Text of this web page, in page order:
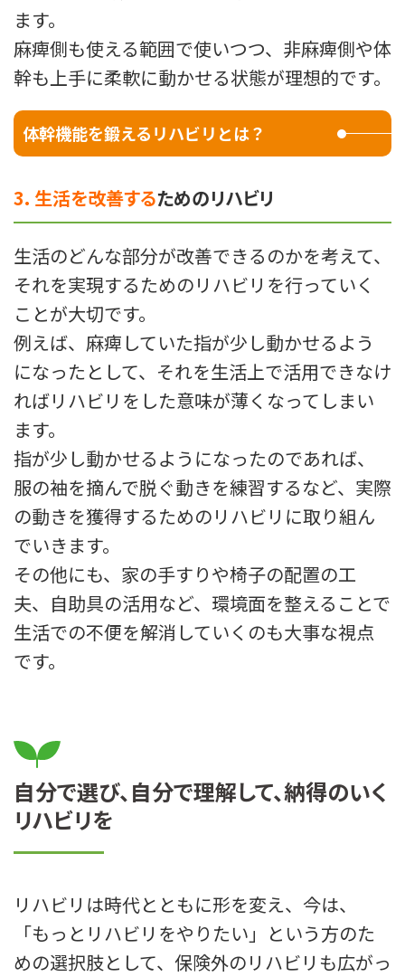
ます。
麻痺側も使える範囲で使いつつ、非麻痺側や体
幹も上手に柔軟に動かせる状態が理想的です。
体幹機能を鍛えるリハビリとは？
3. 生活を改善するためのリハビリ
生活のどんな部分が改善できるのかを考えて、
それを実現するためのリハビリを行っていく
ことが大切です。
例えば、麻痺していた指が少し動かせるよう
になったとして、それを生活上で活用できなけ
ればリハビリをした意味が薄くなってしまい
ます。
指が少し動かせるようになったのであれば、
服の袖を摘んで脱ぐ動きを練習するなど、実際
の動きを獲得するためのリハビリに取り組ん
でいきます。
その他にも、家の手すりや椅子の配置の工
夫、自助具の活用など、環境面を整えることで
生活での不便を解消していくのも大事な視点
です。
自分で選び、自分で理解して、納得のいく
リハビリを
リハビリは時代とともに形を変え、今は、
「もっとリハビリをやりたい」という方のた
めの選択肢として、保険外のリハビリも広がっ